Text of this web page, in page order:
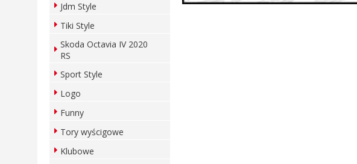
Jdm Style
Tiki Style
Skoda Octavia IV 2020
RS
Sport Style
Logo
Funny
Tory wyścigowe
Klubowe